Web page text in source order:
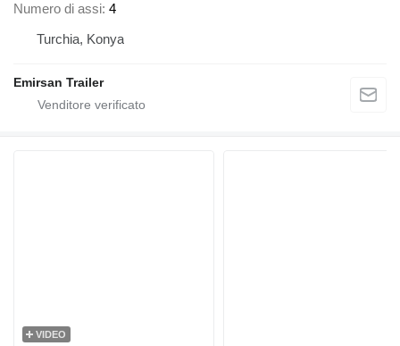
Numero di assi 4
Turchia, Konya
Emirsan Trailer
VIDEO